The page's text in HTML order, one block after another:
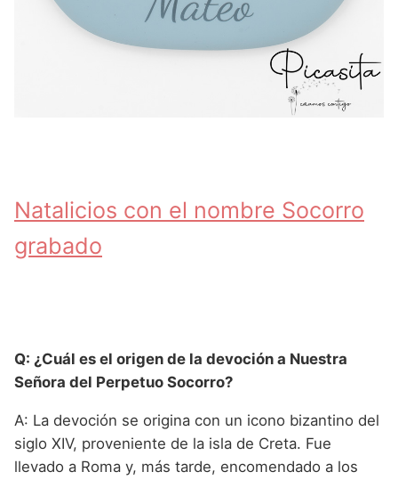
Natalicios con el nombre Socorro
grabado
Q: ¿Cuál es el origen de la devoción a Nuestra
Señora del Perpetuo Socorro?
A: La devoción se origina con un icono bizantino del
siglo XIV, proveniente de la isla de Creta. Fue
llevado a Roma y, más tarde, encomendado a los